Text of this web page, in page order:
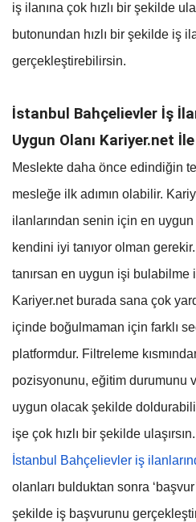
iş ilanına çok hızlı bir şekilde
butonundan hızlı bir şekilde iş
gerçekleştirebilirsin.
İstanbul Bahçelievler İş
Uygun Olanı Kariyer.net İle
Meslekte daha önce edindiğin
mesleğe ilk adımın olabilir.
ilanlarından senin için en
kendini iyi tanıyor olman
tanırsan en uygun işi bulabilme
Kariyer.net burada sana çok
içinde boğulmaman için farklı
platformdur. Filtreleme
pozisyonunu, eğitim durumunu
uygun olacak şekilde
işe çok hızlı bir şekilde
İstanbul Bahçelievler iş
olanları bulduktan sonra
şekilde iş başvurunu